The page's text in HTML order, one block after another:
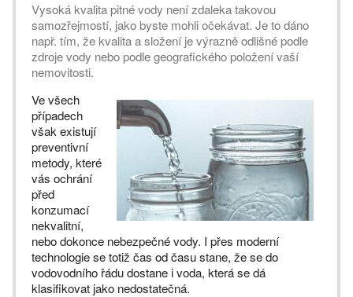
Vysoká kvalita pitné vody není zdaleka takovou
samozřejmostí, jako byste mohli očekávat. Je to dáno
např. tím, že kvalita a složení je výrazně odlišné podle
zdroje vody nebo podle geografického položení vaší
nemovitosti.
Ve všech
případech
však existují
preventivní
metody, které
vás ochrání
před
konzumací
nekvalitní,
nebo dokonce nebezpečné vody. I přes moderní
technologie se totiž čas od času stane, že se do
vodovodního řádu dostane i voda, která se dá
klasifikovat jako nedostatečná.